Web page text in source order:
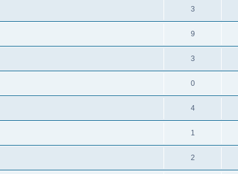
3
9
3
0
4
1
2